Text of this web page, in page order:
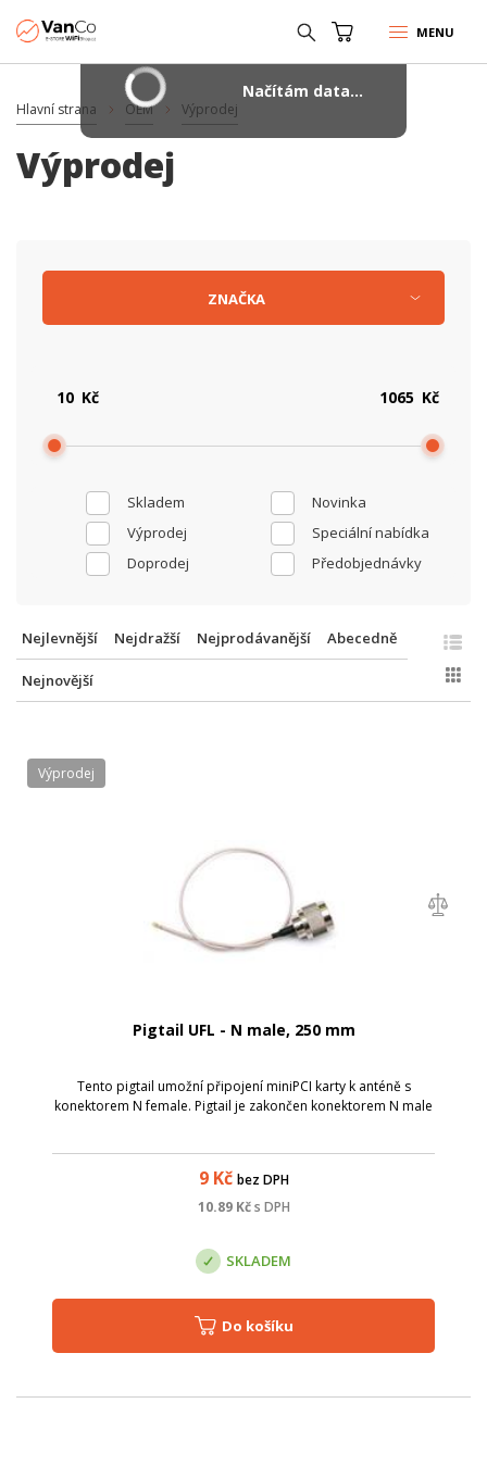
MENU
Hlavní strana OEM Výprodej
Výprodej
Skladem
Novinka
Výprodej
Speciální nabídka
Doprodej
Předobjednávky
Kč Kč
ZNAČKA
Nejlevnější Nejdražší Nejprodávanější Abecedně
Nejnovější
Pigtail UFL - N male, 250 mm
Tento pigtail umožní připojení miniPCI karty k anténě s
konektorem N female. Pigtail je zakončen konektorem N male
9Kč bez DPH
10.89Kč s DPH
Výprodej
SKLADEM
Do košíku
Načítám data...